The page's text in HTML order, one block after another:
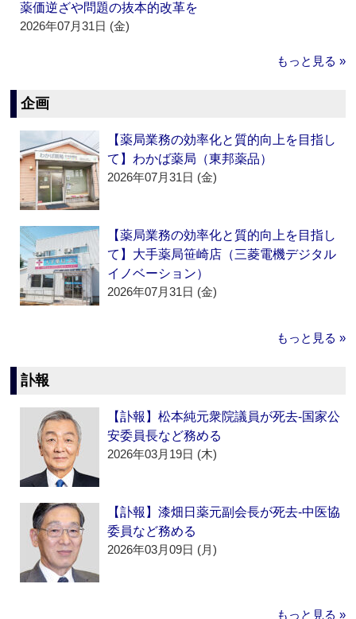
薬価逆ざや問題の抜本的改革を
2026年07月31日 (金)
もっと見る »
企画
【薬局業務の効率化と質的向上を目指し
て】わかば薬局（東邦薬品）
2026年07月31日 (金)
【薬局業務の効率化と質的向上を目指し
て】大手薬局笹崎店（三菱電機デジタル
イノベーション）
2026年07月31日 (金)
もっと見る »
訃報
【訃報】松本純元衆院議員が死去‐国家公
安委員長など務める
2026年03月19日 (木)
【訃報】漆畑日薬元副会長が死去‐中医協
委員など務める
2026年03月09日 (月)
もっと見る »